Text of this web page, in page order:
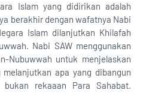
Islam yang didirikan adalah
berakhir dengan wafatnya Nabi
Islam dilanjutkan Khilafah
Nabi SAW menggunakan
Nubuwwah untuk menjelaskan
apa yang dibangun
rekaaan Para Sahabat.